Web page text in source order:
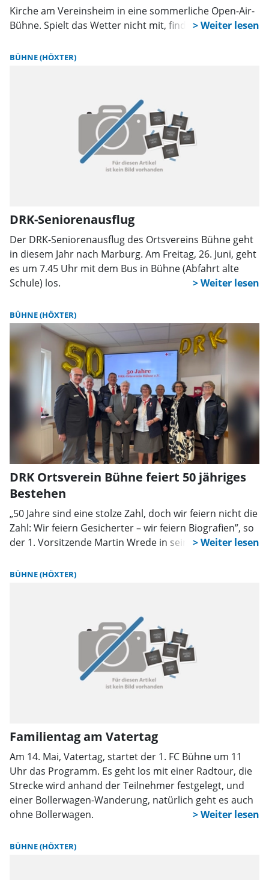
Kirche am Vereinsheim in eine sommerliche Open-Air-
Bühne. Spielt das Wetter nicht mit, findet das Konzert
BÜHNE (HÖXTER)
DRK-Seniorenausflug
Der DRK-Seniorenausflug des Ortsvereins Bühne geht
in diesem Jahr nach Marburg. Am Freitag, 26. Juni, geht
es um 7.45 Uhr mit dem Bus in Bühne (Abfahrt alte
Schule) los.
BÜHNE (HÖXTER)
DRK Ortsverein Bühne feiert 50 jähriges
Bestehen
„50 Jahre sind eine stolze Zahl, doch wir feiern nicht die
Zahl: Wir feiern Gesicherter – wir feiern Biografien”, so
der 1. Vorsitzende Martin Wrede in seiner Ansprache.
BÜHNE (HÖXTER)
Familientag am Vatertag
Am 14. Mai, Vatertag, startet der 1. FC Bühne um 11
Uhr das Programm. Es geht los mit einer Radtour, die
Strecke wird anhand der Teilnehmer festgelegt, und
einer Bollerwagen-Wanderung, natürlich geht es auch
ohne Bollerwagen.
BÜHNE (HÖXTER)